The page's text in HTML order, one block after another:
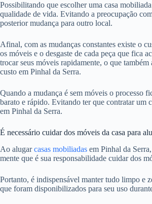
Possibilitando que escolher uma casa
qualidade de vida. Evitando a preocupação
posterior mudança para outro local.
Afinal, com as mudanças constantes existe o
os móveis e o desgaste de cada peça que fica
trocar seus móveis rapidamente, o que também
custo em Pinhal da Serra.
Quando a mudança é sem móveis o processo
barato e rápido. Evitando ter que contratar um
em Pinhal da Serra.
É necessário cuidar dos móveis da casa para
Ao alugarcasas mobiliadas em Pinhal da
mente que é sua responsabilidade cuidar dos
Portanto, é indispensável manter tudo limpo e
que foram disponibilizados para seu uso